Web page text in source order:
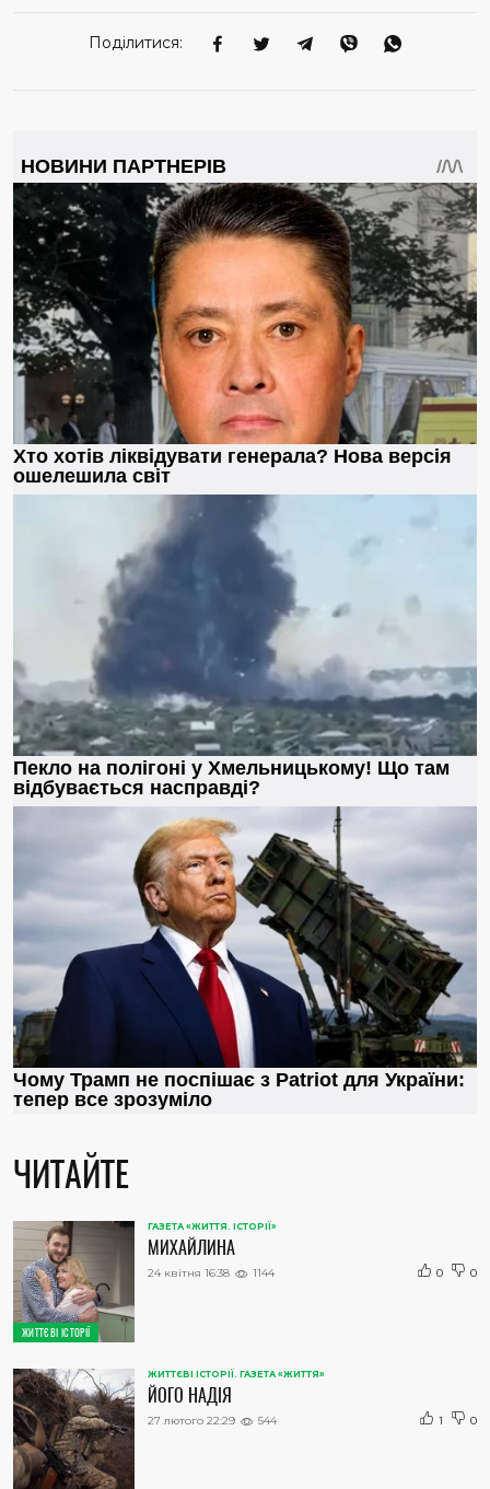
Поділитися:
ЧИТАЙТЕ
ЖИТТЄВІ ІСТОРІЇ
ГАЗЕТА «ЖИТТЯ. ІСТОРІЇ»
МИХАЙЛИНА
24 квітня 16:38 1144 0 0
ЖИТТЄВІ ІСТОРІЇ. ГАЗЕТА «ЖИТТЯ»
ЙОГО НАДІЯ
27 лютого 22:29 544 1 0